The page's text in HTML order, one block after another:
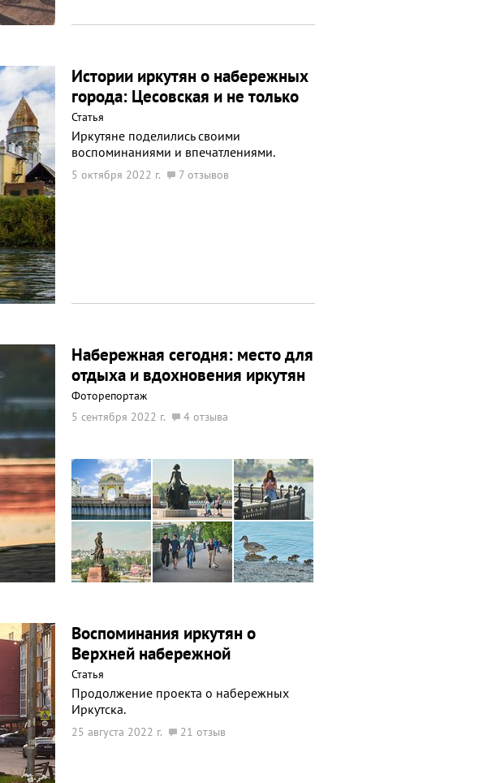
Истории иркутян о набережных
города: Цесовская и не только
Статья
Иркутяне поделились своими
воспоминаниями и впечатлениями.
5 октября 2022 г. 7 отзывов
Набережная сегодня: место для
отдыха и вдохновения иркутян
Фоторепортаж
5 сентября 2022 г.
4 отзыва
Воспоминания иркутян о
Верхней набережной
Статья
Продолжение проекта о набережных
Иркутска.
25 августа 2022 г. 21 отзыв